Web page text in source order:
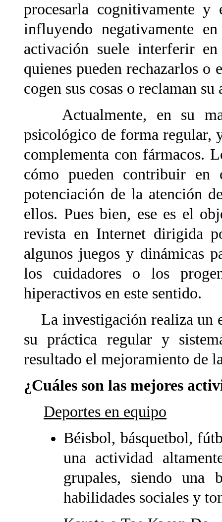
procesarla cognitivamente y
influyendo negativamente
activación suele interferir
quienes pueden rechazarlos o
cogen sus cosas o reclaman
Actualmente, en su
psicológico de forma regular,
complementa con fármacos.
cómo pueden contribuir
potenciación de la atención
ellos. Pues bien, ese es el
revista en Internet dirigida
algunos juegos y dinámicas
los cuidadores o los
hiperactivos en este sentido.
La investigación realiza un
su práctica regular y
resultado el mejoramiento de
¿Cuáles son las mejores
Deportes en equipo
Béisbol, básquetbol,
una actividad
grupales, siendo una
habilidades sociales y